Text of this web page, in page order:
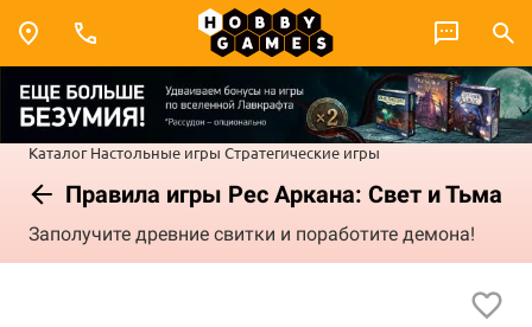
Каталог Настольные игры Стратегические игры
Правила игры Рес Аркана: Свет и Тьма
Заполучите древние свитки и поработите демона!